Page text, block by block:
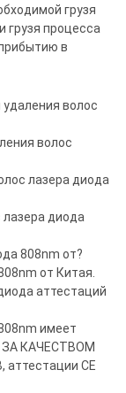
грузя
грузя процесса
в
волос
волос
лазера диода
диода
808nm от?
от Китая.
аттестаций
имеет
КАЧЕСТВОМ
CE